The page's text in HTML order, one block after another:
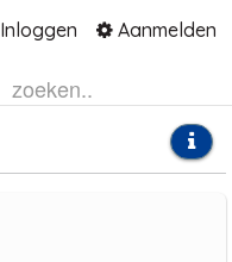
Inloggen Aanmelden